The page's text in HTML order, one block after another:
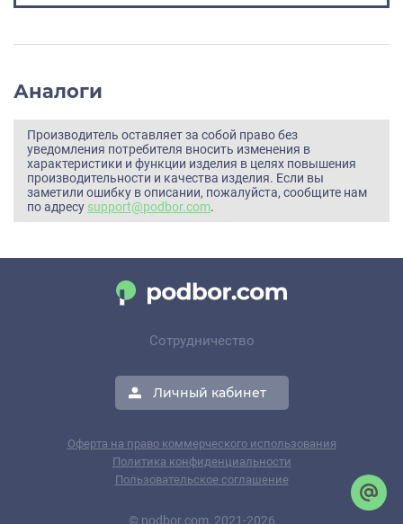
Аналоги
Производитель оставляет за собой право без
уведомления потребителя вносить изменения в
характеристики и функции изделия в целях повышения
производительности и качества изделия. Если вы
заметили ошибку в описании, пожалуйста, сообщите нам
по адресу support@podbor.com.
Сотрудничество
Личный кабинет
Оферта на право коммерческого использования
Политика конфиденциальности
Пользовательское соглашение
© podbor.com, 2021-2026